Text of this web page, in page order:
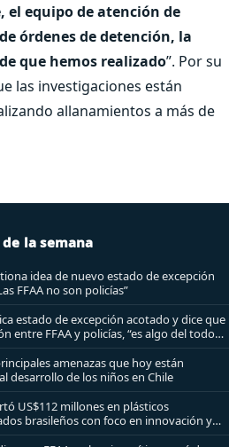
equipo de atención de
órdenes de detención, la
que hemos realizado”. Por su
las investigaciones están
allanamientos a más de
la semana
idea de nuevo estado de excepción
FFAA no son policías”
estado de excepción acotado y dice que
entre FFAA y policías, “es algo del todo
amenazas que hoy están
desarrollo de los niños en Chile
US$112 millones en plásticos
brasileños con foco en innovación y